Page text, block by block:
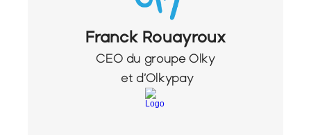
Franck Rouayroux
CEO du groupe Olky
et d’Olkypay